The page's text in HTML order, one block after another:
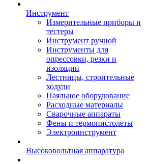
Инструмент
Измерительные приборы и
тестеры
Инструмент ручной
Инструменты для
опрессовки, резки и
изоляции
Лестницы, строительные
ходули
Паяльное оборудование
Расходные материалы
Сварочные аппараты
Фены и термопистолеты
Электроинструмент
Высоковольтная аппаратура